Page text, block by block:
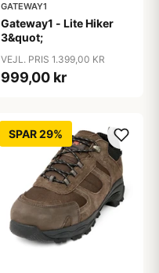
GATEWAY1
Gateway1 - Lite Hiker
3&quot;
VEJL. PRIS 1.399,00 KR
999,00 kr
SPAR 29%